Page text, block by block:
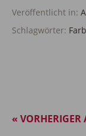
Veröffentlicht in:
Schlagwörter:
« VORHERIGER